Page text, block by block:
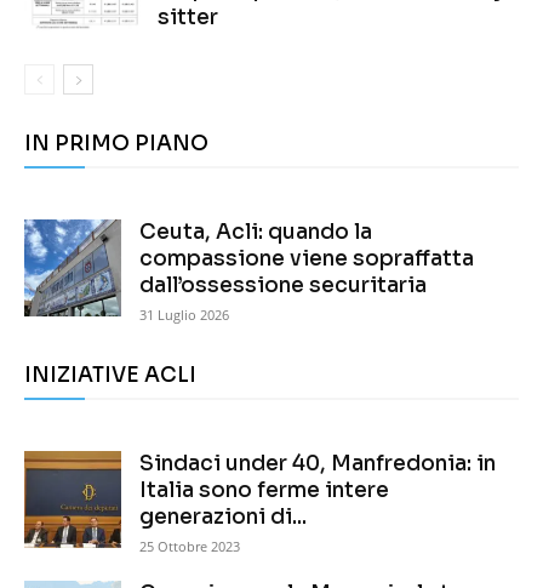
sitter
IN PRIMO PIANO
Ceuta, Acli: quando la
compassione viene sopraffatta
dall’ossessione securitaria
31 Luglio 2026
INIZIATIVE ACLI
Sindaci under 40, Manfredonia: in
Italia sono ferme intere
generazioni di...
25 Ottobre 2023